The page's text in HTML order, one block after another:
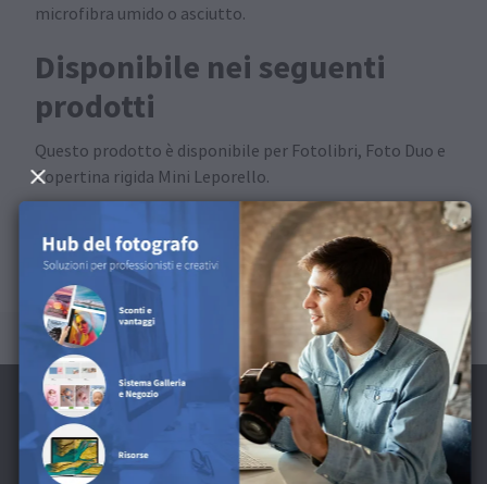
microfibra umido o asciutto.
Disponibile nei seguenti
prodotti
Questo prodotto è disponibile per Fotolibri, Foto Duo e
Copertina rigida Mini Leporello.